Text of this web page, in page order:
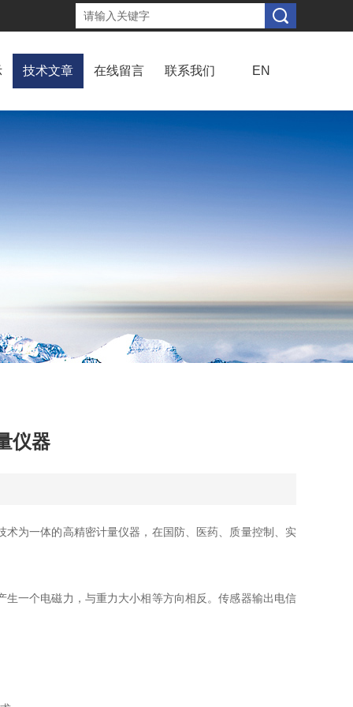
技术文章 在线留言 联系我们 EN
仪器
为一体的高精密计量仪器，在国防、医药、质量控制、实
一个电磁力，与重力大小相等方向相反。传感器输出电信